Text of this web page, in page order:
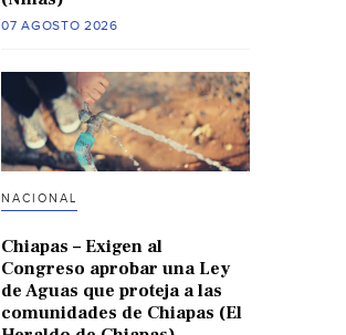
07 AGOSTO 2026
NACIONAL
Chiapas – Exigen al
Congreso aprobar una Ley
de Aguas que proteja a las
comunidades de Chiapas (El